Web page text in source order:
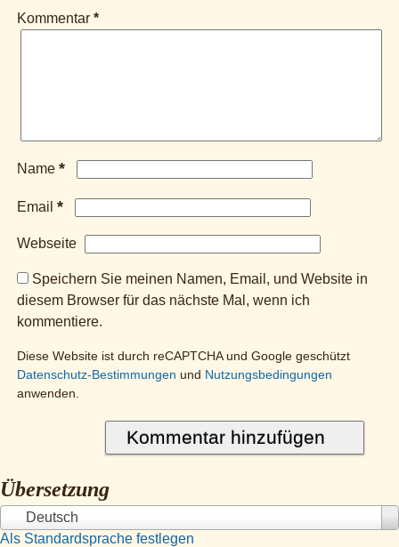
Kommentar *
Name *
Email *
Webseite
Speichern Sie meinen Namen, Email, und Website in
diesem Browser für das nächste Mal, wenn ich
kommentiere.
Diese Website ist durch reCAPTCHA und Google geschützt
Datenschutz-Bestimmungen und Nutzungsbedingungen
anwenden.
Übersetzung
Deutsch
Als Standardsprache festlegen